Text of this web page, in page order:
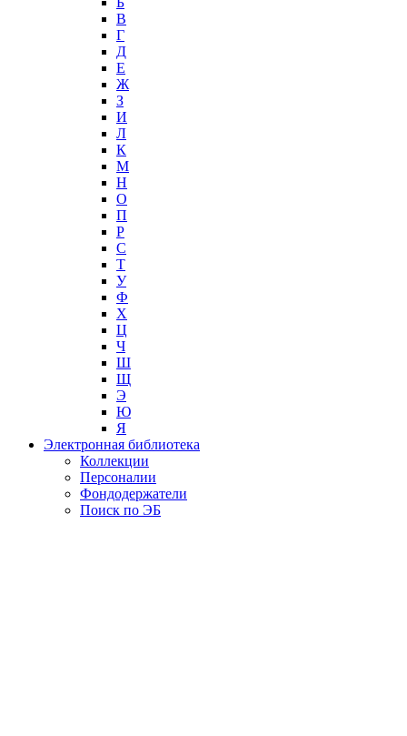
В
Г
Д
Е
Ж
З
И
Л
К
М
Н
О
П
Р
С
Т
У
Ф
Х
Ц
Ч
Ш
Щ
Э
Ю
Я
Электронная библиотека
Коллекции
Персоналии
Фондодержатели
Поиск по ЭБ